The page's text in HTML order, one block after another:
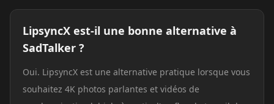
LipsyncX est-il une bonne alternative à
SadTalker ?
Oui. LipsyncX est une alternative pratique lorsque vous
souhaitez 4K photos parlantes et vidéos de